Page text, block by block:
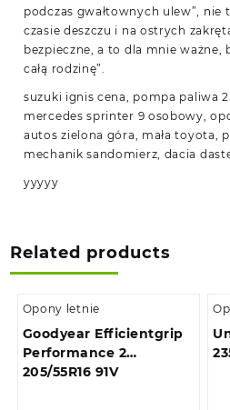
podczas gwałtownych ulew”, nie
czasie deszczu i na ostrych
bezpieczne, a to dla mnie ważne,
całą rodzinę”.
suzuki ignis cena, pompa paliwa
mercedes sprinter 9 osobowy,
autos zielona góra, mała toyota,
mechanik sandomierz, dacia
yyyyy
Related products
Opony letnie
Goodyear Efficientgrip
Performance 2
205/55R16 91V